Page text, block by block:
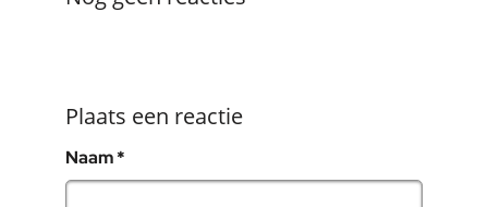
Plaats een reactie
Naam*